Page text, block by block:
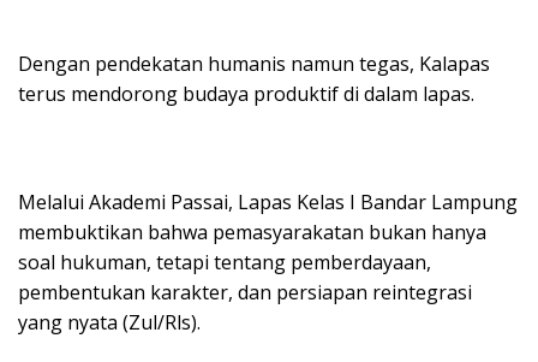
Dengan pendekatan humanis namun tegas, Kalapas
terus mendorong budaya produktif di dalam lapas.
Melalui Akademi Passai, Lapas Kelas I Bandar Lampung
membuktikan bahwa pemasyarakatan bukan hanya
soal hukuman, tetapi tentang pemberdayaan,
pembentukan karakter, dan persiapan reintegrasi
yang nyata (Zul/Rls).